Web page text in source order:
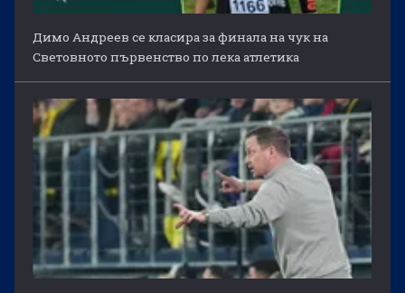
Димо Андреев се класира за финала на чук на
Световното първенство по лека атлетика